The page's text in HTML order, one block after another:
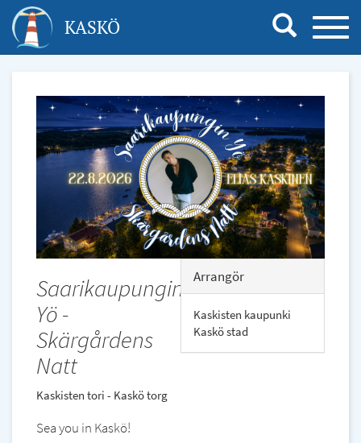
Hoppa
till
huvudinnehåll
KASKÖ
Saarikaupungin
Yö -
Skärgårdens
Natt
Kaskisten tori - Kaskö torg
Sea you in Kaskö!
Dölj
Arrangör
Kaskisten kaupunki
Kaskö stad